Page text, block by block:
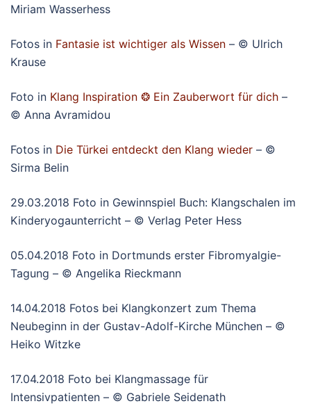
Miriam Wasserhess
Fotos in Fantasie ist wichtiger als Wissen – © Ulrich
Krause
Foto in Klang Inspiration ❂ Ein Zauberwort für dich –
© Anna Avramidou
Fotos in Die Türkei entdeckt den Klang wieder – ©
Sirma Belin
29.03.2018 Foto in Gewinnspiel Buch: Klangschalen im
Kinderyogaunterricht – © Verlag Peter Hess
05.04.2018 Foto in Dortmunds erster Fibromyalgie-
Tagung – © Angelika Rieckmann
14.04.2018 Fotos bei Klangkonzert zum Thema
Neubeginn in der Gustav-Adolf-Kirche München – ©
Heiko Witzke
17.04.2018 Foto bei Klangmassage für
Intensivpatienten – © Gabriele Seidenath